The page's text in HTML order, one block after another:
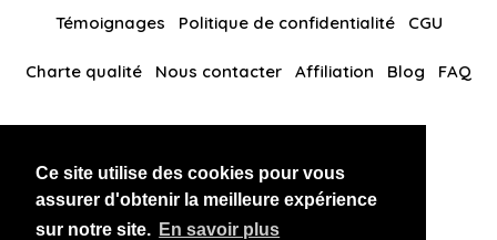
Ce site utilise des cookies pour vous
assurer d'obtenir la meilleure expérience
sur notre site. En savoir plus
Témoignages Politique de confidentialité CGU
Charte qualité Nous contacter Affiliation Blog FAQ
BlackAndBeauties RussianKisses